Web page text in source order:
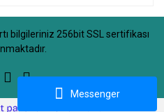
Messenger
bilgileriniz 256bit SSL sertifikası